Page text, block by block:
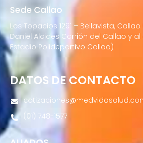
Sede Callao
Los Topacios 1291 – Bellavista,
Daniel Alcides Carrión del Callao y
Estadio Polideportivo Callao)
DATOS DE CONTACTO
(01) 748-1577